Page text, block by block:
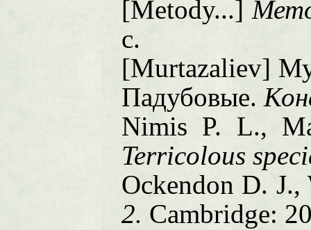
[Metody...]
с.
[Murtazaliev]
Падубовые.
Nimis P. L.,
Terricolous
Ockendon D.
2. Cambridge: